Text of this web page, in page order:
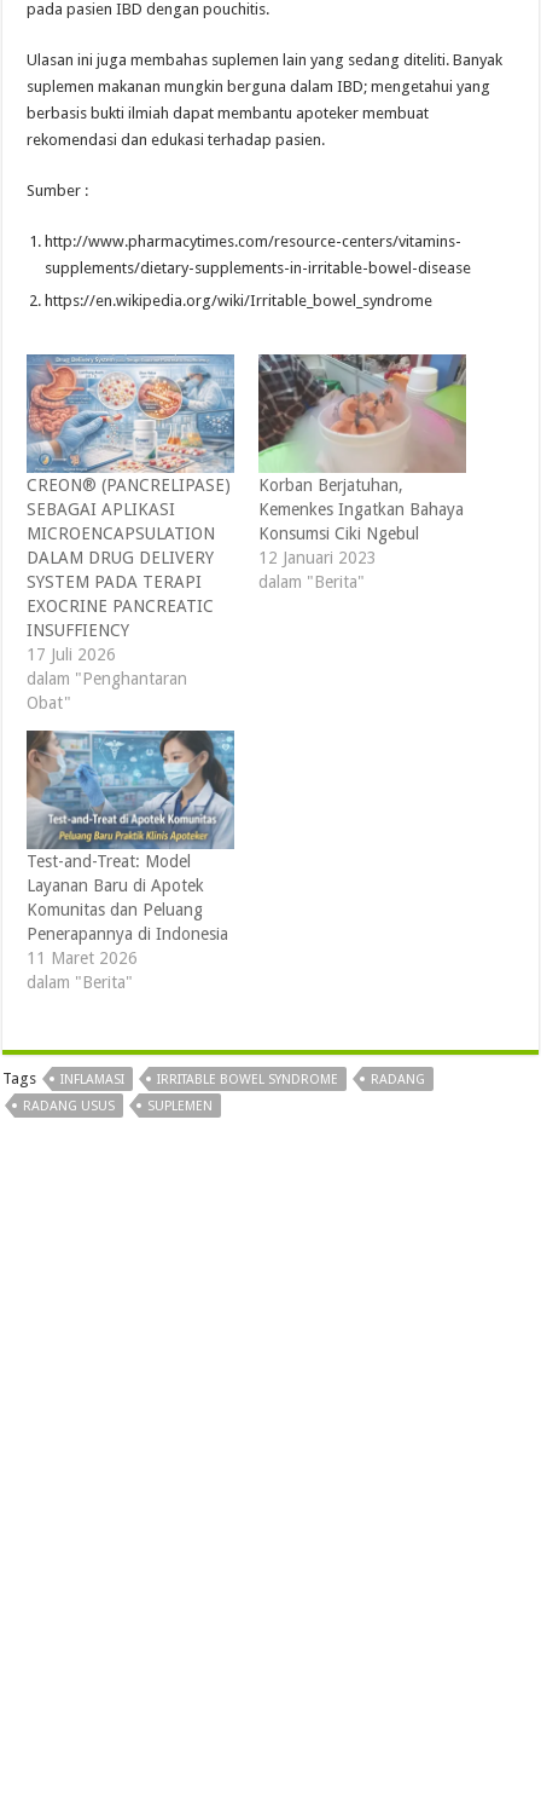
pada pasien IBD dengan pouchitis.
Ulasan ini juga membahas suplemen lain yang sedang diteliti. Banyak
suplemen makanan mungkin berguna dalam IBD; mengetahui yang
berbasis bukti ilmiah dapat membantu apoteker membuat
rekomendasi dan edukasi terhadap pasien.
Sumber :
http://www.pharmacytimes.com/resource-centers/vitamins-
supplements/dietary-supplements-in-irritable-bowel-disease
https://en.wikipedia.org/wiki/Irritable_bowel_syndrome
CREON® (PANCRELIPASE)
SEBAGAI APLIKASI
MICROENCAPSULATION
DALAM DRUG DELIVERY
SYSTEM PADA TERAPI
EXOCRINE PANCREATIC
INSUFFIENCY
17 Juli 2026
dalam "Penghantaran
Obat"
Korban Berjatuhan,
Kemenkes Ingatkan Bahaya
Konsumsi Ciki Ngebul
12 Januari 2023
dalam "Berita"
Test-and-Treat: Model
Layanan Baru di Apotek
Komunitas dan Peluang
Penerapannya di Indonesia
11 Maret 2026
dalam "Berita"
Tags INFLAMASI IRRITABLE BOWEL SYNDROME
RADANG
RADANG USUS
SUPLEMEN